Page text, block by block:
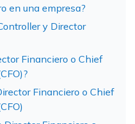
en una empresa?
y Director
Financiero o Chief
Financiero o Chief